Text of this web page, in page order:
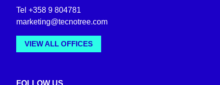
Tel +358 9 804781
marketing@tecnotree.com
VIEW ALL OFFICES
FOLLOW US